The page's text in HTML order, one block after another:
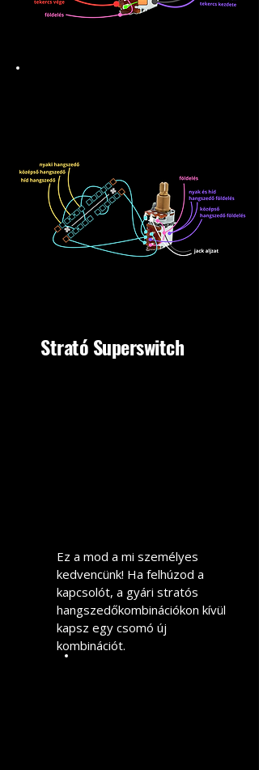
Strató Superswitch
Ez a mod a mi személyes
kedvencünk! Ha felhúzod a
kapcsolót, a gyári stratós
hangszedőkombinációkon kívül
kapsz egy csomó új
kombinációt.